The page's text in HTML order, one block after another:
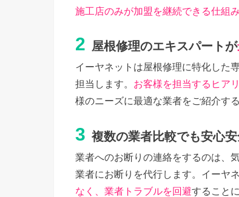
施工店のみが加盟を継続できる仕組
2 屋根修理のエキスパートが
イーヤネットは屋根修理に特化した
担当します。 お客様を担当するヒア
様のニーズに最適な業者をご紹介す
3 複数の業者比較でも安心安
業者へのお断りの連絡をするのは、
業者にお断りを代行します。イーヤ
なく、業者トラブルを回避すること